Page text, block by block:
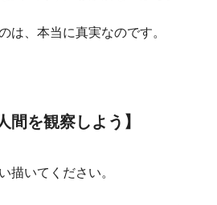
は、本当に真実なのです。
間を観察しよう】
描いてください。